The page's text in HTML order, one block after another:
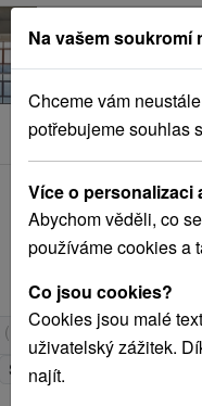
Dovolenka v s
saunového sveta,
(12) Stará Lesná(5)
Štrbské Pleso
Na vašem soukromí
Chceme vám
potřebujeme souhlas
Více o personalizaci
Abychom věděli, co
používáme cookies a
Co jsou cookies?
Cookies jsou malé
uživatelský zážitek.
najít.